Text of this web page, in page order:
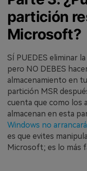
partición
Microsoft?
SÍ PUEDES eliminar
pero NO DEBES
almacenamiento en
partición MSR
cuenta que como los
almacenan en esta
Windows no arrancará
es que evites
Microsoft; es lo más